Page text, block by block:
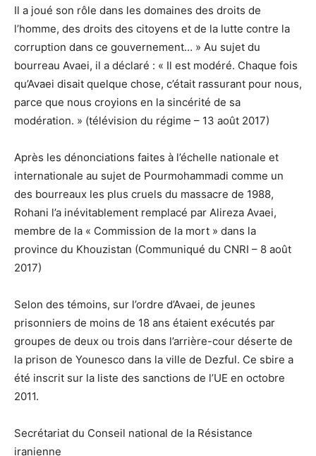
Il a joué son rôle dans les domaines des droits de
l’homme, des droits des citoyens et de la lutte contre la
corruption dans ce gouvernement… » Au sujet du
bourreau Avaei, il a déclaré : « Il est modéré. Chaque fois
qu’Avaei disait quelque chose, c’était rassurant pour nous,
parce que nous croyions en la sincérité de sa
modération. » (télévision du régime – 13 août 2017)
Après les dénonciations faites à l’échelle nationale et
internationale au sujet de Pourmohammadi comme un
des bourreaux les plus cruels du massacre de 1988,
Rohani l’a inévitablement remplacé par Alireza Avaei,
membre de la « Commission de la mort » dans la
province du Khouzistan (Communiqué du CNRI – 8 août
2017)
Selon des témoins, sur l’ordre d’Avaei, de jeunes
prisonniers de moins de 18 ans étaient exécutés par
groupes de deux ou trois dans l’arrière-cour déserte de
la prison de Younesco dans la ville de Dezful. Ce sbire a
été inscrit sur la liste des sanctions de l’UE en octobre
2011.
Secrétariat du Conseil national de la Résistance
iranienne